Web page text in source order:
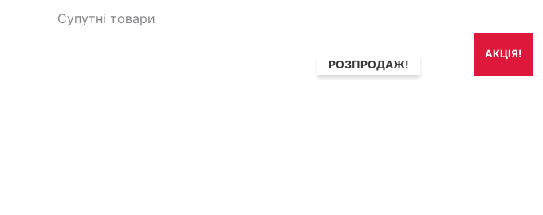
Супутні товари
АКЦІЯ!
РОЗПРОДАЖ!
ціна:
2,862₴.
ціна:
2,433₴.